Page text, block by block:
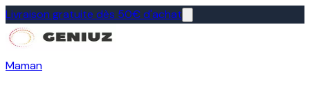
Livraison gratuite dès 50€ d'achat
Maman